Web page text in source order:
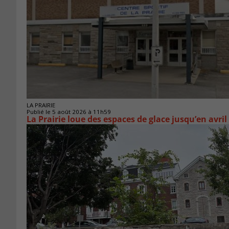
LA PRAIRIE
Publié le 5 août 2026 à 11h59
La Prairie loue des espaces de glace jusqu’en avril